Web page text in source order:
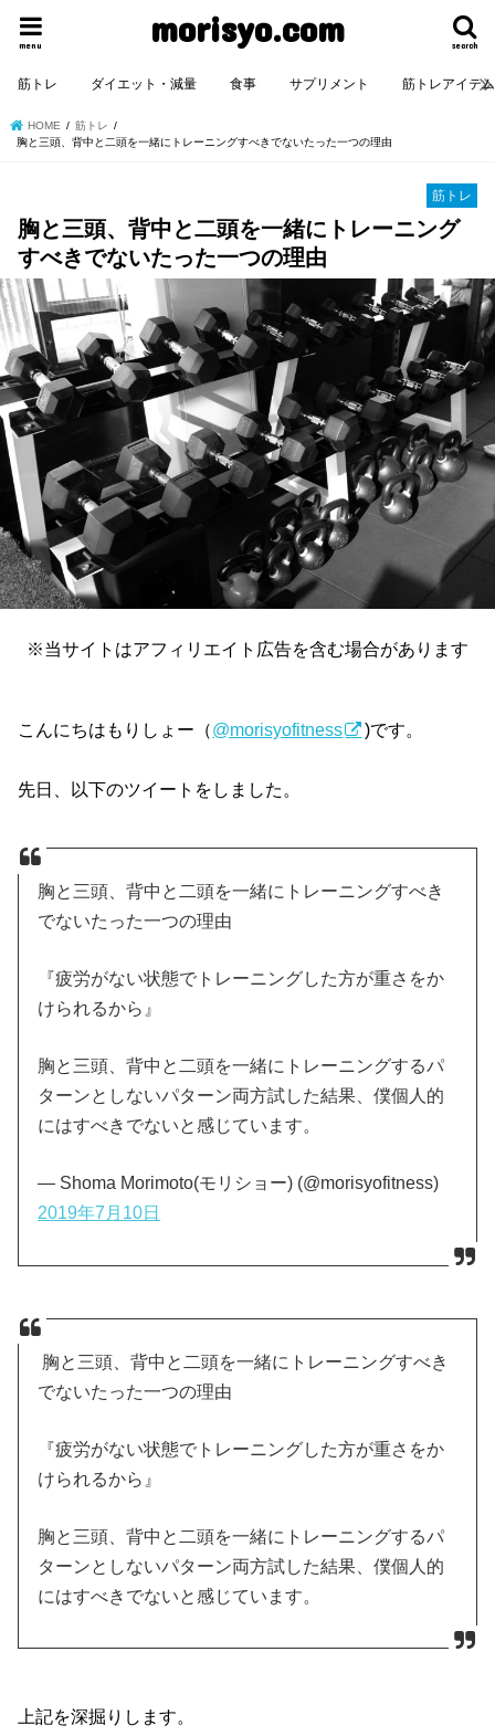
morisyo.com search
menu
筋トレ ダイエット・減量 食事 サプリメント 筋トレアイテム
HOME
筋トレ
胸と三頭、背中と二頭を一緒にトレーニングすべきでないたった一つの理由
筋トレ
胸と三頭、背中と二頭を一緒にトレーニング
すべきでないたった一つの理由
※当サイトはアフィリエイト広告を含む場合があります
こんにちはもりしょー（@morisyofitness )です。
先日、以下のツイートをしました。
胸と三頭、背中と二頭を一緒にトレーニングすべき
でないたった一つの理由
『疲労がない状態でトレーニングした方が重さをか
けられるから』
胸と三頭、背中と二頭を一緒にトレーニングするパ
ターンとしないパターン両方試した結果、僕個人的
にはすべきでないと感じています。
— Shoma Morimoto(モリショー) (@morisyofitness)
2019年7月10日
胸と三頭、背中と二頭を一緒にトレーニングすべき
でないたった一つの理由
『疲労がない状態でトレーニングした方が重さをか
けられるから』
胸と三頭、背中と二頭を一緒にトレーニングするパ
ターンとしないパターン両方試した結果、僕個人的
にはすべきでないと感じています。
上記を深掘りします。